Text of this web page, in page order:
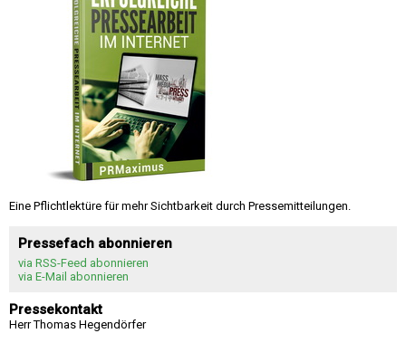
Eine Pflichtlektüre für mehr Sichtbarkeit durch Pressemitteilungen.
Pressefach abonnieren
via RSS-Feed abonnieren
via E-Mail abonnieren
Pressekontakt
Herr Thomas Hegendörfer